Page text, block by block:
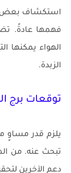
استكشاف بعض
فهمها عادةً.
الهواء يمكنها
الزبدة.
توقعات برج
يلزم قدر مساوٍ
تبحث عنه. من
دعم الآخرين